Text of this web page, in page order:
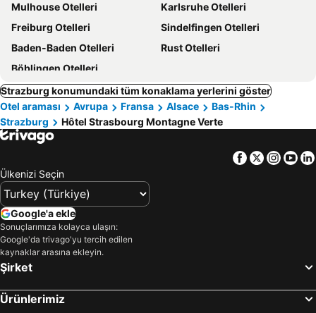
Mulhouse Otelleri
Karlsruhe Otelleri
Freiburg Otelleri
Sindelfingen Otelleri
Baden-Baden Otelleri
Rust Otelleri
Böblingen Otelleri
Strazburg konumundaki tüm konaklama yerlerini göster
Otel araması
Avrupa Fransa Alsace
Bas-Rhin
Strazburg
Hôtel Strasbourg Montagne Verte
Facebook
Twitter
Ülkenizi Seçin
Google'a ekle
Sonuçlarımıza kolayca ulaşın:
Google'da trivago'yu tercih edilen
kaynaklar arasına ekleyin.
Şirket
Ürünlerimiz